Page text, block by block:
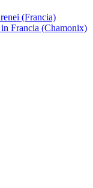
(Francia)
Francia (Chamonix)